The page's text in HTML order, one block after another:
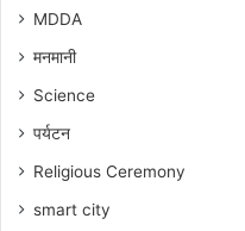
MDDA
मनमानी
Science
पर्यटन
Religious Ceremony
smart city